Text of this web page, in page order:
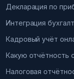
Декларация по
Интеграция
Кадровый учёт
Какую отчётность
Налоговая